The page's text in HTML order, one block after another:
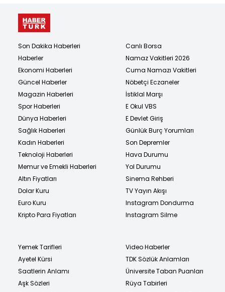
Son Dakika Haberleri
Haberler
Ekonomi Haberleri
Güncel Haberler
Magazin Haberleri
Spor Haberleri
Dünya Haberleri
Sağlık Haberleri
Kadın Haberleri
Teknoloji Haberleri
Memur ve Emekli Haberleri
Altın Fiyatları
Dolar Kuru
Euro Kuru
Kripto Para Fiyatları
Canlı Borsa
Namaz Vakitleri 2026
Cuma Namazı Vakitleri
Nöbetçi Eczaneler
İstiklal Marşı
E Okul VBS
E Devlet Giriş
Günlük Burç Yorumları
Son Depremler
Hava Durumu
Yol Durumu
Sinema Rehberi
TV Yayın Akışı
Instagram Dondurma
Instagram Silme
Yemek Tarifleri
Ayetel Kürsi
Saatlerin Anlamı
Aşk Sözleri
Video Haberler
TDK Sözlük Anlamları
Üniversite Taban Puanları
Rüya Tabirleri